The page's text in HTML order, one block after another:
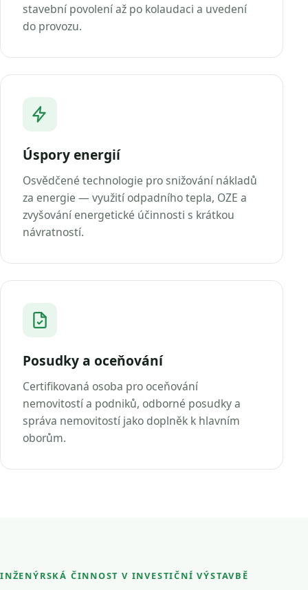
stavební povolení až po kolaudaci a uvedení
do provozu.
Úspory energií
Osvědčené technologie pro snižování nákladů
za energie — využití odpadního tepla, OZE a
zvyšování energetické účinnosti s krátkou
návratností.
Posudky a oceňování
Certifikovaná osoba pro oceňování
nemovitostí a podniků, odborné posudky a
správa nemovitostí jako doplněk k hlavním
oborům.
INŽENÝRSKÁ ČINNOST V INVESTIČNÍ VÝSTAVBĚ